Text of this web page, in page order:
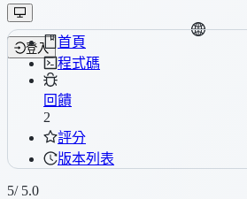
登入
首頁
程式碼
回饋
2
評分
版本列表
5/ 5.0